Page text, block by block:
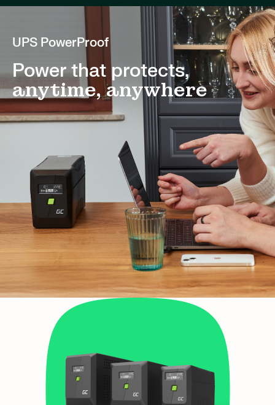
UPS PowerProof
Power that protects,
anytime, anywhere